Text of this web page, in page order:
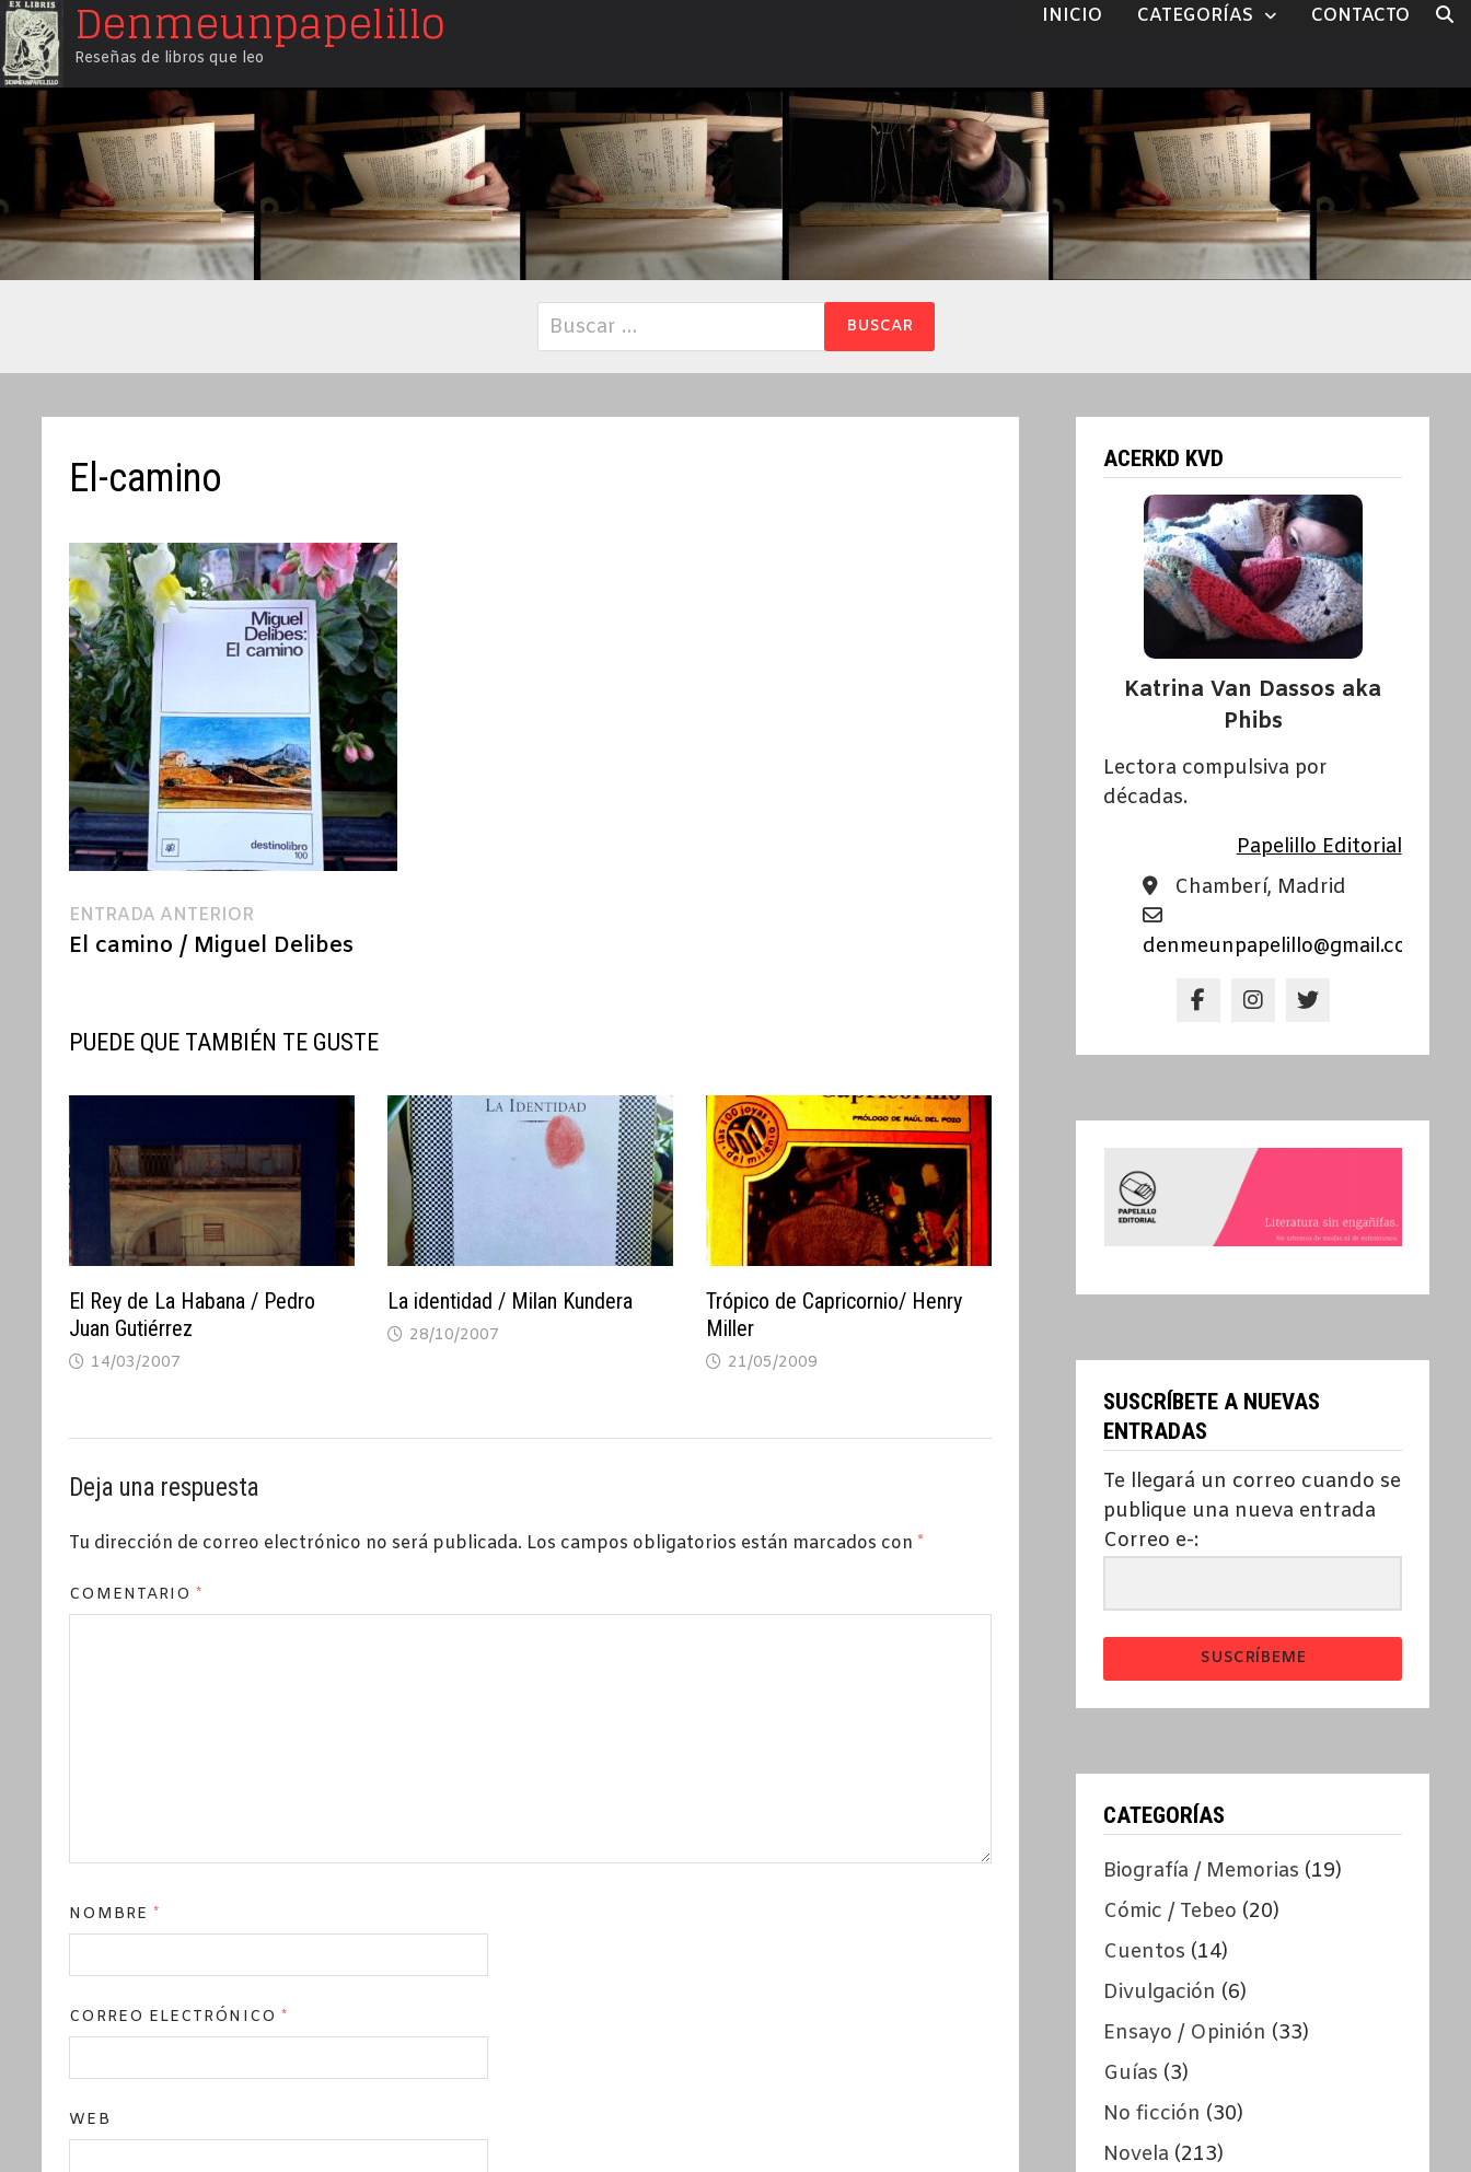
Saltar
al
contenido
Denmeunpapelillo
Reseñas de libros que leo
INICIO CATEGORÍAS CONTACTO
Buscar:
El-camino
Navegación
de
ENTRADA ANTERIOR
anterior:
El camino / Miguel Delibes
PUEDE QUE TAMBIÉN TE GUSTE
El Rey de La Habana / Pedro
Juan Gutiérrez
14/03/2007
La identidad / Milan Kundera
28/10/2007
Trópico de Capricornio/ Henry
Miller
21/05/2009
Deja una respuesta
Tu dirección de correo electrónico no será publicada. Los campos obligatorios están marcados con *
COMENTARIO*
NOMBRE *
CORREO ELECTRÓNICO *
WEB
ACERKD KVD
Katrina Van Dassos aka
Phibs
Lectora compulsiva por
décadas.
Papelillo Editorial
Chamberí, Madrid
denmeunpapelillo@gmail.com
SUSCRÍBETE A NUEVAS
ENTRADAS
Te llegará un correo cuando se
publique una nueva entrada
Correo e-:
SUSCRÍBEME
CATEGORÍAS
Biografía / Memorias (19)
Cómic / Tebeo (20)
Cuentos (14)
Divulgación (6)
Ensayo / Opinión (33)
Guías (3)
No ficción (30)
Novela (213)